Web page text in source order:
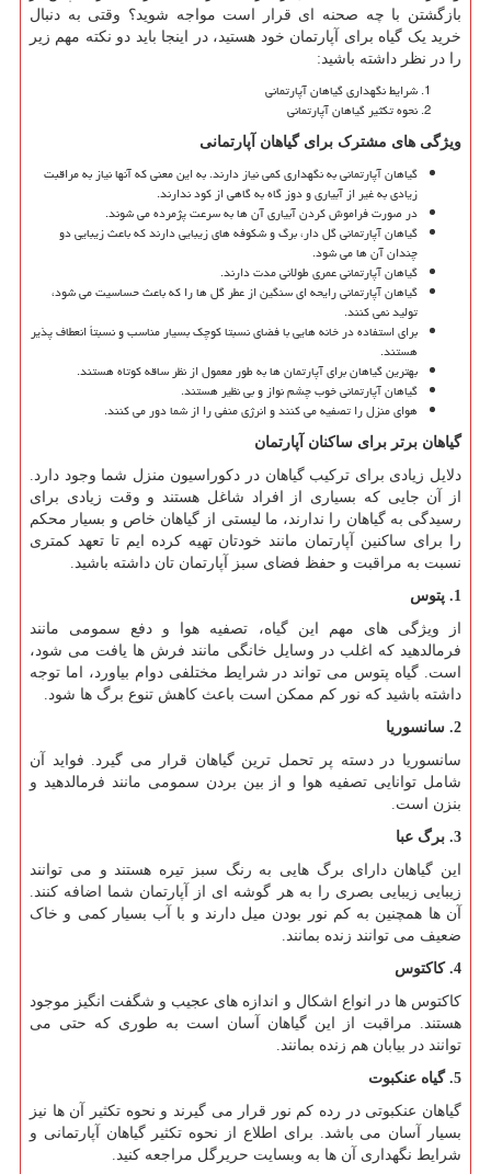
بازگشتن با چه صحنه ای قرار است مواجه شوید؟ وقتی به دنبال
خرید یک گیاه برای آپارتمان خود هستید، در اینجا باید دو نکته مهم زیر
را در نظر داشته باشید:
شرایط نگهداری گیاهان آپارتمانی
نحوه تکثیر گیاهان آپارتمانی
ویژگی های مشترک برای گیاهان آپارتمانی
گیاهان آپارتمانی به نگهداری کمی نیاز دارند. به این معنی که آنها نیاز به مراقبت
زیادی به غیر از آبیاری و دوز گاه به گاهی از کود ندارند.
در صورت فراموش کردن آبیاری آن ها به سرعت پژمرده می شوند.
گیاهان آپارتمانی گل دار، برگ و شکوفه های زیبایی دارند که باعث زیبایی دو
چندان آن ها می شود.
گیاهان آپارتمانی عمری طولانی مدت دارند.
گیاهان آپارتمانی رایحه ای سنگین از عطر گل ها را که باعث حساسیت می شود،
تولید نمی کنند.
برای استفاده در خانه هایی با فضای نسبتا کوچک بسیار مناسب و نسبتاً انعطاف پذیر
هستند.
بهترین گیاهان برای آپارتمان ها به طور معمول از نظر ساقه کوتاه هستند.
گیاهان آپارتمانی خوب چشم نواز و بی نظیر هستند.
هوای منزل را تصفیه می کنند و انرژی منفی را از شما دور می کنند.
گیاهان برتر برای ساکنان آپارتمان
دلایل زیادی برای ترکیب گیاهان در دکوراسیون منزل شما وجود دارد.
از آن جایی که بسیاری از افراد شاغل هستند و وقت زیادی برای
رسیدگی به گیاهان را ندارند، ما لیستی از گیاهان خاص و بسیار محکم
را برای ساکنین آپارتمان مانند خودتان تهیه کرده ایم تا تعهد کمتری
نسبت به مراقبت و حفظ فضای سبز آپارتمان تان داشته باشید.
1. پتوس
از ویژگی های مهم این گیاه، تصفیه هوا و دفع سمومی مانند
فرمالدهید که اغلب در وسایل خانگی مانند فرش ها یافت می شود،
است. گیاه پتوس می تواند در شرایط مختلفی دوام بیاورد، اما توجه
داشته باشید که نور کم ممکن است باعث کاهش تنوع برگ ها شود.
2. سانسوریا
سانسوریا در دسته پر تحمل ترین گیاهان قرار می گیرد. فواید آن
شامل توانایی تصفیه هوا و از بین بردن سمومی مانند فرمالدهید و
بنزن است.
3. برگ عبا
این گیاهان دارای برگ هایی به رنگ سبز تیره هستند و می توانند
زیبایی زیبایی بصری را به هر گوشه ای از آپارتمان شما اضافه کنند.
آن ها همچنین به کم نور بودن میل دارند و با آب بسیار کمی و خاک
ضعیف می توانند زنده بمانند.
4. کاکتوس
کاکتوس ها در انواع اشکال و اندازه های عجیب و شگفت انگیز موجود
هستند. مراقبت از این گیاهان آسان است به طوری که حتی می
توانند در بیابان هم زنده بمانند.
5. گیاه عنکبوت
گیاهان عنکبوتی در رده کم نور قرار می گیرند و نحوه تکثیر آن ها نیز
بسیار آسان می باشد. برای اطلاع از نحوه تکثیر گیاهان آپارتمانی و
شرایط نگهداری آن ها به وبسایت حریرگل مراجعه کنید.